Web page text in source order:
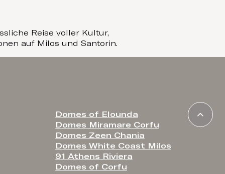
Reise voller Kultur,
auf Milos und Santorin.
Domes of Elounda
Domes Miramare Corfu
Domes Zeen Chania
Domes White Coast Milos
91 Athens Riviera
Domes of Corfu